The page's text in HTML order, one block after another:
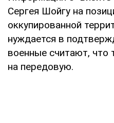
Сергея Шойгу на
оккупированной
нуждается в
военные считают, что
на передовую.